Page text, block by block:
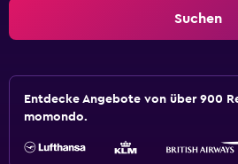
Suchen
Entdecke Angebote von über 900
momondo.